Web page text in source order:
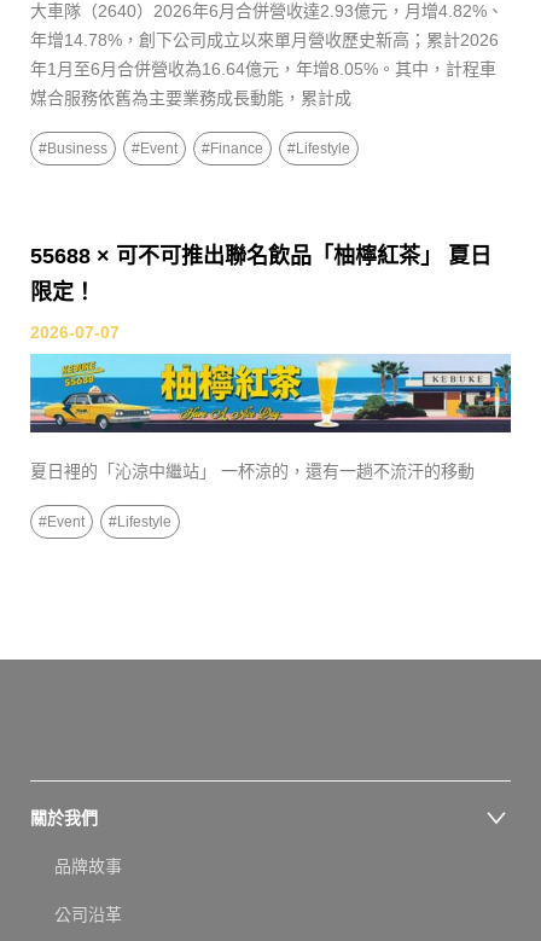
大車隊（2640）2026年6月合併營收達2.93億元，月增4.82%、
年增14.78%，創下公司成立以來單月營收歷史新高；累計2026
年1月至6月合併營收為16.64億元，年增8.05%。其中，計程車
媒合服務依舊為主要業務成長動能，累計成
#Business #Event #Finance #Lifestyle
55688 × 可不可推出聯名飲品「柚檸紅茶」 夏日
限定！
2026-07-07
夏日裡的「沁涼中繼站」 一杯涼的，還有一趟不流汗的移動
#Event #Lifestyle
關於我們
品牌故事
公司沿革